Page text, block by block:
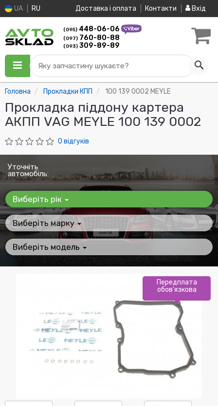
UA RU Доставка і оплата Контакти Вхід
(095) 448-06-06
(097) 760-80-88
(093) 309-89-89
Яку запчастину шукаєте?
Головна Прокладки КПП 100 139 0002 MEYLE
Прокладка піддону картера
АКПП VAG MEYLE 100 139 0002
0 відгуків
Уточніть
автомобіль:
Виберіть рік
Виберіть марку
Виберіть модель
Передплата
обов'язкова